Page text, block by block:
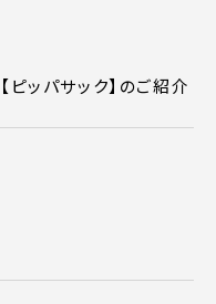
ッパサック】のご紹介